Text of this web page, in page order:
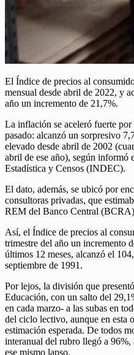
El Índice de precios al
mensual desde abril de 2022, y
año un incremento de 21,7%.
La inflación se aceleró fuerte
pasado: alcanzó un sorpresivo
elevado desde abril de 2002
abril de ese año), según informó
Estadística y Censos (INDEC).
El dato, además, se ubicó por
consultoras privadas, que
REM del Banco Central
Así, el Índice de precios al
trimestre del año un incremento
últimos 12 meses, alcanzó el
septiembre de 1991.
Por lejos, la división que
Educación, con un salto del
en cada marzo- a las subas en
del ciclo lectivo, aunque en esta
estimación esperada. De todos
interanual del rubro llegó a
ese mismo lapso.